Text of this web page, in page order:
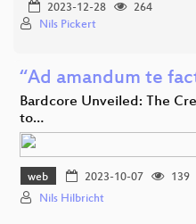
2023-12-28
264
Nils Pickert
“Ad amandum te
Bardcore Unveiled: The
to…
web 2023-10-07
139
Nils Hilbricht